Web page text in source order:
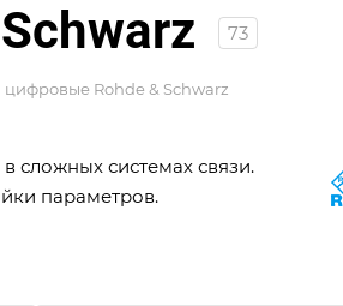
73
Rohde & Schwarz
сложных системах связи.
параметров.